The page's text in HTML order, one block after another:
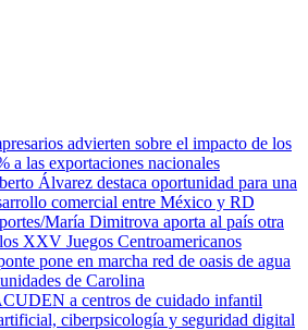
advierten sobre el impacto de los
a las exportaciones nacionales
Álvarez destaca oportunidad para una
comercial entre México y RD
María Dimitrova aporta al país otra
XXV Juegos Centroamericanos
pone en marcha red de oasis de agua
de Carolina
a centros de cuidado infantil
ciberpsicología y seguridad digital